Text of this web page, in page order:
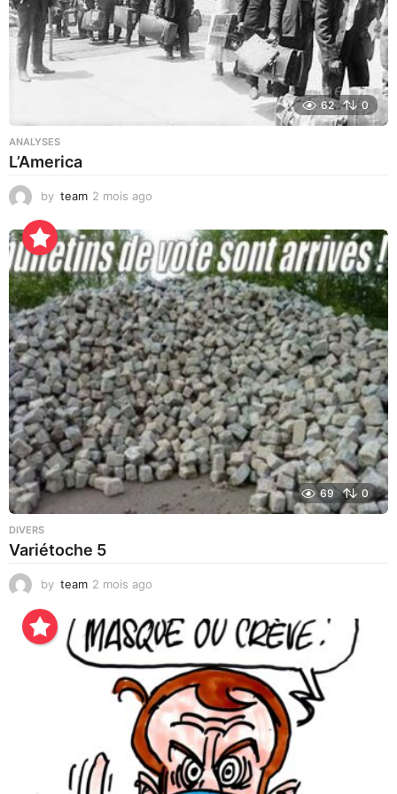
62 0
ANALYSES
L’America
by team 2 mois ago
u
r
s
a
g
o
69 0
DIVERS
Variétoche 5
by team 2 mois ago
e
m
a
i
n
e
s
g
o